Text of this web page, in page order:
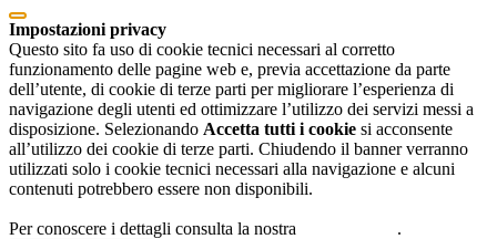
Impostazioni privacy
Questo sito fa uso di cookie tecnici necessari al corretto
funzionamento delle pagine web e, previa accettazione da parte
dell’utente, di cookie di terze parti per migliorare l’esperienza di
navigazione degli utenti ed ottimizzare l’utilizzo dei servizi messi a
disposizione. Selezionando Accetta tutti i cookie si acconsente
all’utilizzo dei cookie di terze parti. Chiudendo il banner verranno
utilizzati solo i cookie tecnici necessari alla navigazione e alcuni
contenuti potrebbero essere non disponibili.
Per conoscere i dettagli consulta la nostra .